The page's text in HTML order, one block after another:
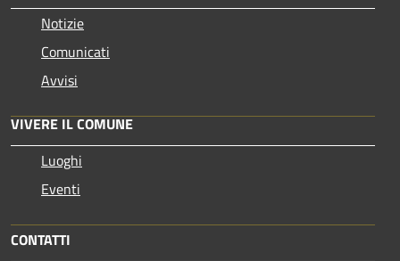
Notizie
Comunicati
Avvisi
VIVERE IL COMUNE
Luoghi
Eventi
CONTATTI